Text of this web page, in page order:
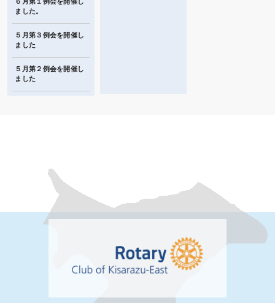
ました。
５月第３例会を開催し
ました
５月第２例会を開催し
ました